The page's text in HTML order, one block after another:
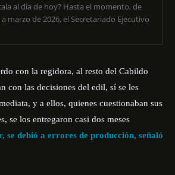
día de hoy? Hasta el momento, de
a marzo de 2026, el Secretariado Ejecutivo
con la regidora, al resto del Cabildo
con las decisiones del edil, sí se les
y a ellos, quienes cuestionaban sus
se los entregaron casi dos meses
se debió a errores de producción, señaló